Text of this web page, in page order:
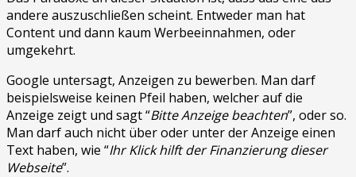
andere auszuschließen scheint. Entweder man hat
Content und dann kaum Werbeeinnahmen, oder
umgekehrt.
Google untersagt, Anzeigen zu bewerben. Man darf
beispielsweise keinen Pfeil haben, welcher auf die
Anzeige zeigt und sagt “Bitte Anzeige beachten”, oder so.
Man darf auch nicht über oder unter der Anzeige einen
Text haben, wie “Ihr Klick hilft der Finanzierung dieser
Webseite”.